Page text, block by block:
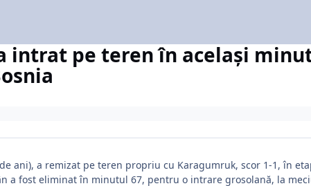
intrat pe teren în același
ani), a remizat pe teren propriu cu Karagumruk, scor 1-1, în
fost eliminat în minutul 67, pentru o intrare grosolană, la